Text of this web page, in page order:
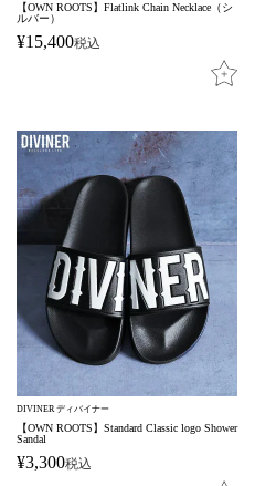
【OWN ROOTS】Flatlink Chain Necklace（シ
ルバー）
¥15,400税込
DIVINER ディバイナー
【OWN ROOTS】Standard Classic logo Shower
Sandal
¥3,300税込